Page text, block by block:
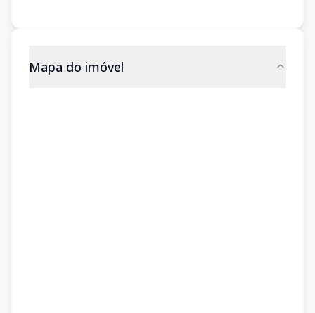
Mapa do imóvel